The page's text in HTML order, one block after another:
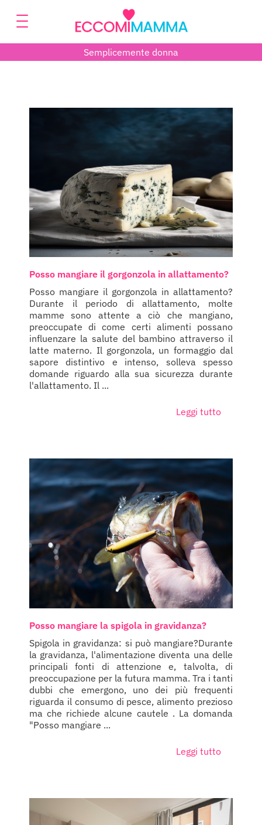
Semplicemente donna
Posso mangiare il gorgonzola in allattamento?
Posso mangiare il gorgonzola in allattamento?
Durante il periodo di allattamento, molte
mamme sono attente a ciò che mangiano,
preoccupate di come certi alimenti possano
influenzare la salute del bambino attraverso il
latte materno. Il gorgonzola, un formaggio dal
sapore distintivo e intenso, solleva spesso
domande riguardo alla sua sicurezza durante
l'allattamento. Il ...
Leggi tutto
Posso mangiare la spigola in gravidanza?
Spigola in gravidanza: si può mangiare?Durante
la gravidanza, l'alimentazione diventa una delle
principali fonti di attenzione e, talvolta, di
preoccupazione per la futura mamma. Tra i tanti
dubbi che emergono, uno dei più frequenti
riguarda il consumo di pesce, alimento prezioso
ma che richiede alcune cautele . La domanda
"Posso mangiare ...
Leggi tutto